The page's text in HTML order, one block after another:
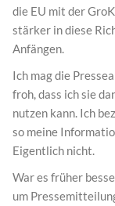
die EU mit der
stärker in diese
Anfängen.
Ich mag die
froh, dass ich sie
nutzen kann. Ich
so meine
Eigentlich nicht.
War es früher
um